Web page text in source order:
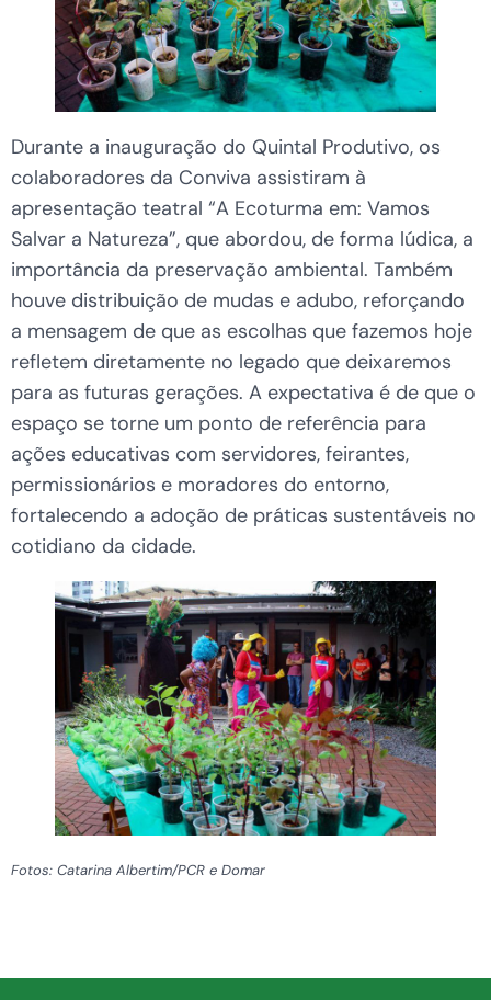
Durante a inauguração do Quintal Produtivo, os
colaboradores da Conviva assistiram à
apresentação teatral “A Ecoturma em: Vamos
Salvar a Natureza”, que abordou, de forma lúdica, a
importância da preservação ambiental. Também
houve distribuição de mudas e adubo, reforçando
a mensagem de que as escolhas que fazemos hoje
refletem diretamente no legado que deixaremos
para as futuras gerações. A expectativa é de que o
espaço se torne um ponto de referência para
ações educativas com servidores, feirantes,
permissionários e moradores do entorno,
fortalecendo a adoção de práticas sustentáveis no
cotidiano da cidade.
Fotos: Catarina Albertim/PCR e Domar